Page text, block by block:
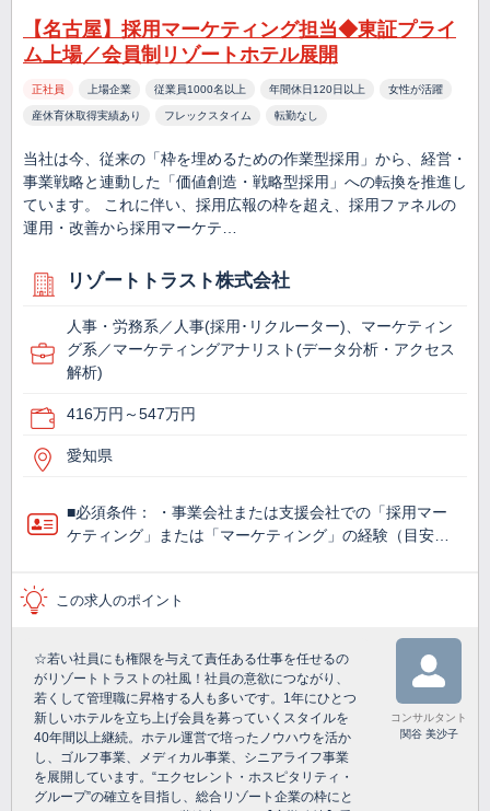
【名古屋】採用マーケティング担当◆東証プライ
ム上場／会員制リゾートホテル展開
正社員 上場企業 従業員1000名以上 年間休日120日以上 女性が活躍
産休育休取得実績あり フレックスタイム 転勤なし
当社は今、従来の「枠を埋めるための作業型採用」から、経営・
事業戦略と連動した「価値創造・戦略型採用」への転換を推進し
ています。 これに伴い、採用広報の枠を超え、採用ファネルの
運用・改善から採用マーケテ…
リゾートトラスト株式会社
人事・労務系／人事(採用･リクルーター)、マーケティン
グ系／マーケティングアナリスト(データ分析・アクセス
解析)
416万円～547万円
愛知県
■必須条件： ・事業会社または支援会社での「採用マー
ケティング」または「マーケティング」の経験（目安…
この求人のポイント
☆若い社員にも権限を与えて責任ある仕事を任せるの
がリゾートトラストの社風！社員の意欲につながり、
若くして管理職に昇格する人も多いです。1年にひとつ
新しいホテルを立ち上げ会員を募っていくスタイルを
40年間以上継続。ホテル運営で培ったノウハウを活か
し、ゴルフ事業、メディカル事業、シニアライフ事業
を展開しています。“エクセレント・ホスピタリティ・
グループ”の確立を目指し、総合リゾート企業の枠にと
コンサルタント
関谷 美沙子